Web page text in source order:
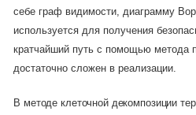
себе граф видимости, диаграмму
используется для получения
кратчайший путь с помощью метода
достаточно сложен в реализации.
В методе клеточной декомпозиции